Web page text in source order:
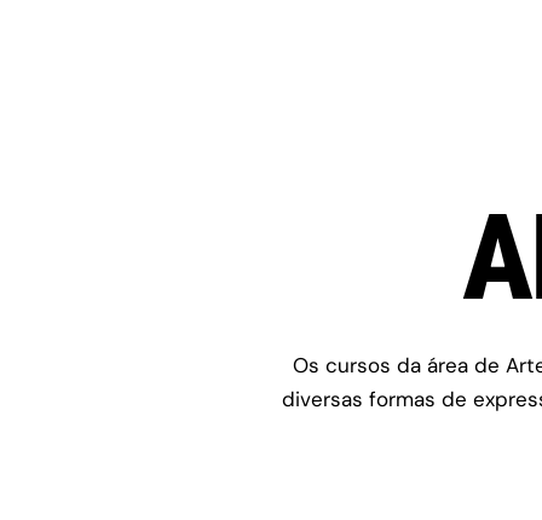
Os cursos da área de
diversas formas de